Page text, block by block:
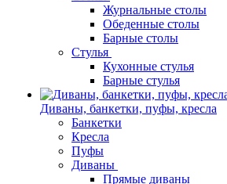
Журнальные столы
Обеденные столы
Барные столы
Стулья
Кухонные стулья
Барные стулья
Диваны, банкетки, пуфы, кресла
Банкетки
Кресла
Пуфы
Диваны
Прямые диваны